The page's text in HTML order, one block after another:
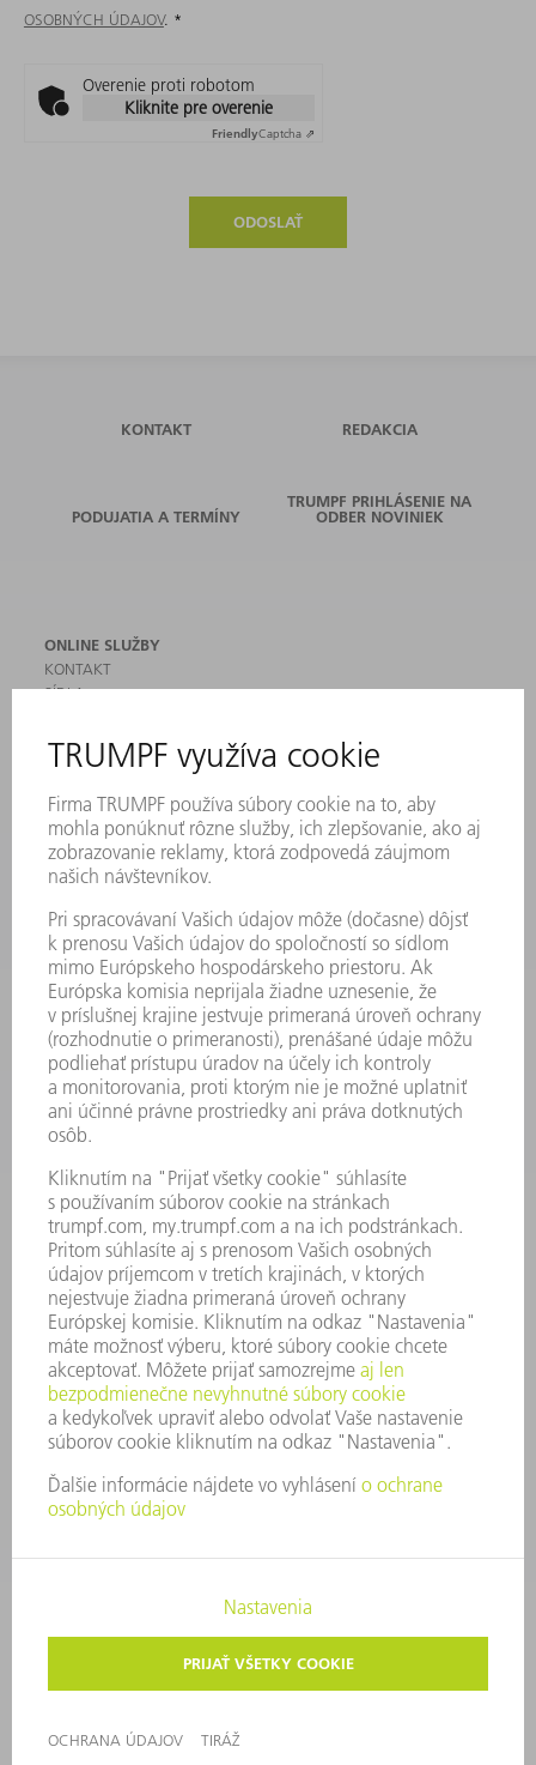
OSOBNÝCH ÚDAJOV. *
Overenie proti robotom
Kliknite pre overenie
FriendlyCaptcha ⇗
ODOSLAŤ
KONTAKT REDAKCIA
PODUJATIA A TERMÍNY
TRUMPF PRIHLÁSENIE NA
ODBER NOVINIEK
ONLINE SLUŽBY
KONTAKT
SÍDLA
PRIHLÁSENIE NA ODBER NOVINIEK
KARTA BEZPEČNOSTNÝCH ÚDAJOV
STROJE & SYSTÉMY
LASER
VÝKONOVÁ ELEKTRONIKA
ELEKTRICKÉ RUČNÉ NÁRADIE
SMART FACTORY
SOFTVÉR
SLUŽBY
APLIKÁCIE
ODVETVIA
PODNIK
KARIÉRA
PONUKY PRACOVNÝCH MIEST
PROFIL FIRMY
PREDSTAVENSTVO
SPRÁVA O HOSPODÁRENÍ
FIREMNÉ PRINCÍPY
ZHODA
SYSTÉM OZNAMOVANIA
SECURITY
TLAČOVÉ SPRÁVY
ČASOPISY
STABILITA
ŽIVOTNÉ PROSTREDIE & KLÍMA
SOCIÁLNE VECI & SPOLOČNOSŤ
VEDENIE PODNIKU
OZNAMOVANIE PROTISPOLOČENSKEJ ČINNOSTI
AUTORSKÉ PRÁVA A OCHRANNÁ ZNÁMKA
VOP TRUMPF SLOVAKIA
NASTAVENIA SÚKROMIA